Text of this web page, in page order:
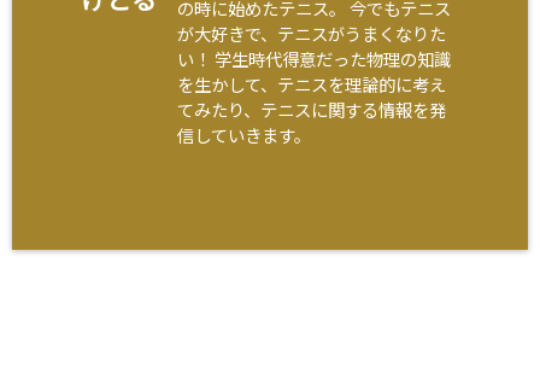
の時に始めたテニス。 今でもテニス
が大好きで、テニスがうまくなりた
い！ 学生時代得意だった物理の知識
を生かして、テニスを理論的に考え
てみたり、テニスに関する情報を発
信していきます。